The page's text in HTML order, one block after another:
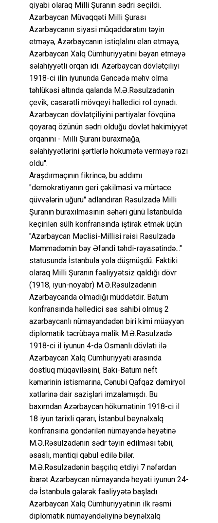
qiyabi olaraq Milli Şuranın sədri seçildi.
Azərbaycan Müvəqqəti Milli Şurası
Azərbaycanın siyasi müqəddəratını təyin
etməyə, Azərbaycanın istiqlalını elan etməyə,
Azərbaycan Xalq Cümhuriyyətini bəyan etməyə
səlahiyyətli orqan idi. Azərbaycan dövlətçiliyi
1918-ci ilin iyununda Gəncədə məhv olma
təhlükəsi altında qalanda M.Ə.Rəsulzadənin
çevik, cəsarətli mövqeyi həlledici rol oynadı.
Azərbaycan dövlətçiliyini partiyalar fövqünə
qoyaraq özünün sədri olduğu dövlət hakimiyyət
orqanını - Milli Şuranı buraxmağa,
səlahiyyətlərini şərtlərlə hökumətə verməyə razı
oldu".
Araşdırmaçının fikrincə, bu addımı
"demokratiyanın geri çəkilməsi və mürtəce
qüvvələrin uğuru" adlandıran Rəsulzadə Milli
Şuranın buraxılmasının səhəri günü İstanbulda
keçirilən sülh konfransında iştirak etmək üçün
"Azərbaycan Məclisi-Millisi rəisi Rəsulzadə
Məmmədəmin bəy Əfəndi təhdi-rəyasətində..."
statusunda İstanbula yola düşmüşdü. Faktiki
olaraq Milli Şuranın fəaliyyətsiz qaldığı dövr
(1918, iyun-noyabr) M.Ə.Rəsulzadənin
Azərbaycanda olmadığı müddətdir. Batum
konfransında həlledici səs sahibi olmuş 2
azərbaycanlı nümayəndədən biri kimi müəyyən
diplomatik təcrübəyə malik M.Ə.Rəsulzadə
1918-ci il iyunun 4-də Osmanlı dövləti ilə
Azərbaycan Xalq Cümhuriyyəti arasında
dostluq müqaviləsini, Bakı-Batum neft
kəmərinin istismarına, Cənubi Qafqaz dəmiryol
xətlərinə dair sazişləri imzalamışdı. Bu
baxımdan Azərbaycan hökumətinin 1918-ci il
18 iyun tarixli qərarı, İstanbul beynəlxalq
konfransına göndərilən nümayəndə heyətinə
M.Ə.Rəsulzadənin sədr təyin edilməsi təbii,
əsaslı, məntiqi qəbul edilə bilər.
M.Ə.Rəsulzadənin başçılıq etdiyi 7 nəfərdən
ibarət Azərbaycan nümayəndə heyəti iyunun 24-
də İstanbula gələrək fəaliyyətə başladı.
Azərbaycan Xalq Cümhuriyyətinin ilk rəsmi
diplomatik nümayəndəliyinə beynəlxalq